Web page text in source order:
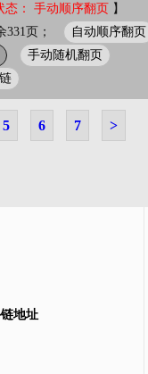
态： 手动顺序翻页 】
331页；
自动顺序翻页
手动随机翻页
5 6 7 >
地址